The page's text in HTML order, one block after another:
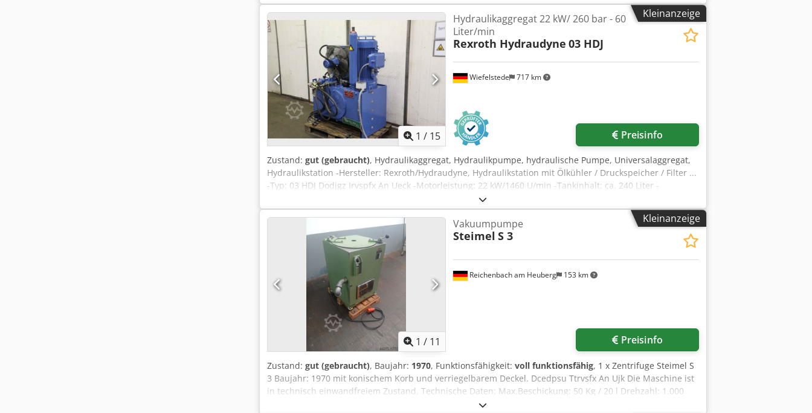
Kleinanzeige
1 / 15
Wiefelstede 717 km
Hydraulikaggregat 22 kW/ 260 bar - 60
Liter/min
Rexroth Hydraudyne 03 HDJ
Preisinfo
Zustand: gut (gebraucht), Hydraulikaggregat, Hydraulikpumpe, hydraulische Pumpe, Universalaggregat,
Hydraulikstation -Hersteller: Rexroth/Hydraudyne, Hydraulikstation mit Ölkühler / Druckspeicher / Filter ...
-Typ: 03 HDJ Dodjgz Irvspfx An Ueck -Motorleistung: 22 kW/1460 U/min -Tankinhalt: ca. 240 Liter -
Druckanzeige: bis 250 bar -Einzelkomponenten: Druckspeicher/Hydrauliktank/Filter/Ventile siehe Bilder -
Anzahl: 2 Aggregate vorhanden -Preis: pro Stück -Abmessungen: 1060/820/H1530 mm -Gewicht: 738 kg
Kleinanzeige
1 / 11
Reichenbach am Heuberg 153 km
Vakuumpumpe
Steimel S 3
Preisinfo
Zustand: gut (gebraucht), Baujahr: 1970, Funktionsfähigkeit: voll funktionsfähig, 1 x Zentrifuge Steimel S
3 Baujahr: 1970 mit konischem Korb und verriegelbarem Deckel. Dcedpsu Ttrvsfx An Ujk Die Maschine ist
in technisch einwandfreiem Zustand. Technische Daten: Max.Beschickung: 50 Kg / 20 l Drehzahl: 1.000
U/min Die Maschine kann unter Strom besichtigt werden.